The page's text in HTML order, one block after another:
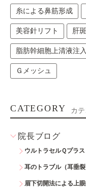
糸による鼻筋形成
美容針リフト 肝斑
脂肪幹細胞上清液注
Ｇメッシュ
CATEGORY カ
院長ブログ
ウルトラセルＱプラ
耳のトラブル（耳垂裂
眉下切開法による上